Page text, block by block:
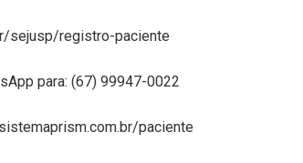
sejusp/registro-paciente
para: (67) 99947-0022
paciente